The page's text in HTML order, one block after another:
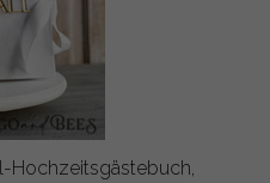
Hochzeitsgästebuch,